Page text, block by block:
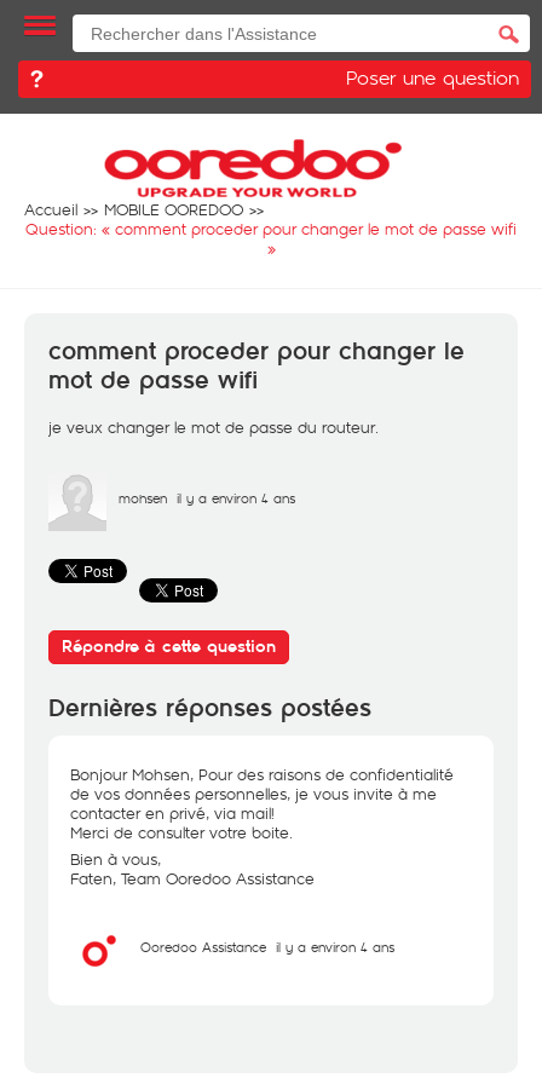
Poser une question
Accueil
MOBILE OOREDOO
Question: « comment proceder pour changer le mot de passe wifi
»
comment proceder pour changer le
mot de passe wifi
je veux changer le mot de passe du routeur.
mohsen il y a environ 4 ans
Répondre à cette question
Dernières réponses postées
Bonjour Mohsen, Pour des raisons de confidentialité
de vos données personnelles, je vous invite à me
contacter en privé, via mail!
Merci de consulter votre boite.
Bien à vous,
Faten, Team Ooredoo Assistance
Ooredoo Assistance il y a environ 4 ans